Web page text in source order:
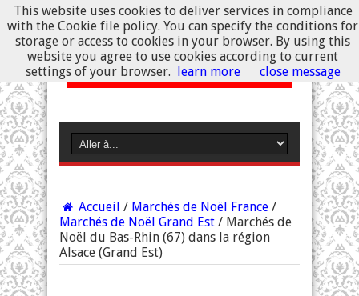
Accueil / Marchés de Noël France /
Marchés de Noël Grand Est / Marchés de
Noël du Bas-Rhin (67) dans la région
Alsace (Grand Est)
This website uses cookies to deliver services in compliance
with the Cookie file policy. You can specify the conditions for
storage or access to cookies in your browser. By using this
website you agree to use cookies according to current
settings of your browser. learn more close message